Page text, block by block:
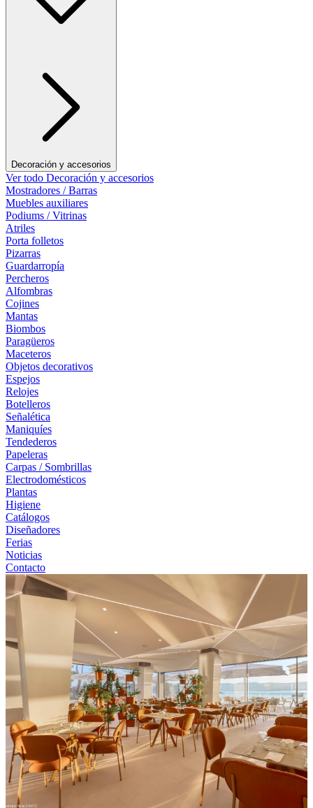
Decoración y accesorios
Ver todo Decoración y accesorios
Mostradores / Barras
Muebles auxiliares
Podiums / Vitrinas
Atriles
Porta folletos
Pizarras
Guardarropía
Percheros
Alfombras
Cojines
Mantas
Biombos
Paragüeros
Maceteros
Objetos decorativos
Espejos
Relojes
Botelleros
Señalética
Maniquíes
Tendederos
Papeleras
Carpas / Sombrillas
Electrodomésticos
Plantas
Higiene
Catálogos
Diseñadores
Ferias
Noticias
Contacto